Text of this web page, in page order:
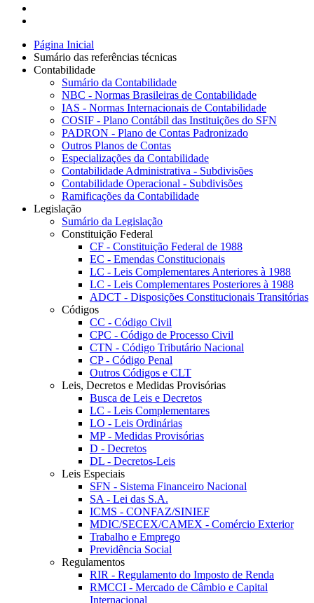
Página Inicial
Sumário das referências técnicas
Contabilidade
Sumário da Contabilidade
NBC - Normas Brasileiras de Contabilidade
IAS - Normas Internacionais de Contabilidade
COSIF - Plano Contábil das Instituições do SFN
PADRON - Plano de Contas Padronizado
Outros Planos de Contas
Especializações da Contabilidade
Contabilidade Administrativa - Subdivisões
Contabilidade Operacional - Subdivisões
Ramificações da Contabilidade
Legislação
Sumário da Legislação
Constituição Federal
CF - Constituição Federal de 1988
EC - Emendas Constitucionais
LC - Leis Complementares Anteriores à 1988
LC - Leis Complementares Posteriores à 1988
ADCT - Disposições Constitucionais Transitórias
Códigos
CC - Código Civil
CPC - Código de Processo Civil
CTN - Código Tributário Nacional
CP - Código Penal
Outros Códigos e CLT
Leis, Decretos e Medidas Provisórias
Busca de Leis e Decretos
LC - Leis Complementares
LO - Leis Ordinárias
MP - Medidas Provisórias
D - Decretos
DL - Decretos-Leis
Leis Especiais
SFN - Sistema Financeiro Nacional
SA - Lei das S.A.
ICMS - CONFAZ/SINIEF
MDIC/SECEX/CAMEX - Comércio Exterior
Trabalho e Emprego
Previdência Social
Regulamentos
RIR - Regulamento do Imposto de Renda
RMCCI - Mercado de Câmbio e Capital
Internacional